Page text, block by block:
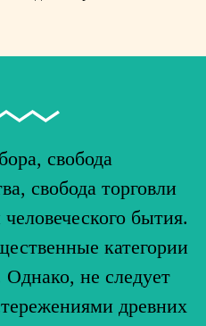
свобода
свобода торговли
бытия.
категории
не следует
древних